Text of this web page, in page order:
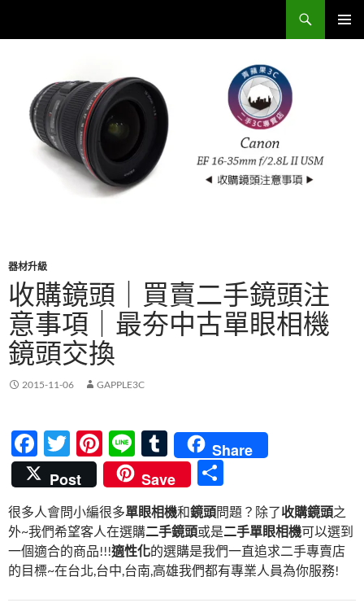
器材升級
收購鏡頭｜買賣二手鏡頭注
意事項｜最夯中古單眼相機
鏡頭交換
2015-11-06 GAPPLE3C
F
ac
e
b
o
o
k
T
w
itt
er
Pi
nt
er
es
t
Li
n
e
T
u
m
bl
r
Share
Post
Save
享
很多人會問小編很多單眼相機和鏡頭問題？除了收購鏡頭之
外~我們希望客人在選購二手鏡頭或是二手單眼相機可以選到
一個適合的商品!!!適性化的選購是我們一直追求二手專賣店
的目標~在台北,台中,台南,高雄我們都有專業人員為你服務!